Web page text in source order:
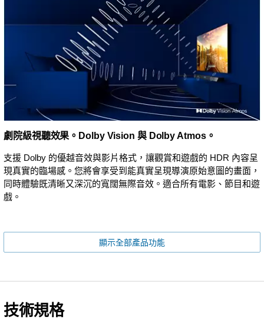
劇院級視聽效果。Dolby Vision 與 Dolby Atmos。
支援 Dolby 的優越音效與影片格式，讓觀賞和遊戲的 HDR 內容呈
現真實的臨場感。您將會享受到能真實呈現導演原始意圖的畫面，
同時體驗既清晰又深沉的寬闊無際音效。適合所有電影、節目和遊
戲。
顯示全部產品功能
技術規格